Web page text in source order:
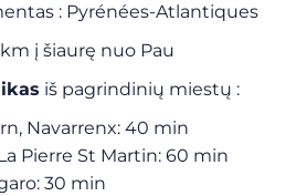
: Pyrénées-Atlantiques
į šiaurę nuo Pau
iš pagrindinių miestų :
Navarrenx: 40 min
Pierre St Martin: 60 min
30 min